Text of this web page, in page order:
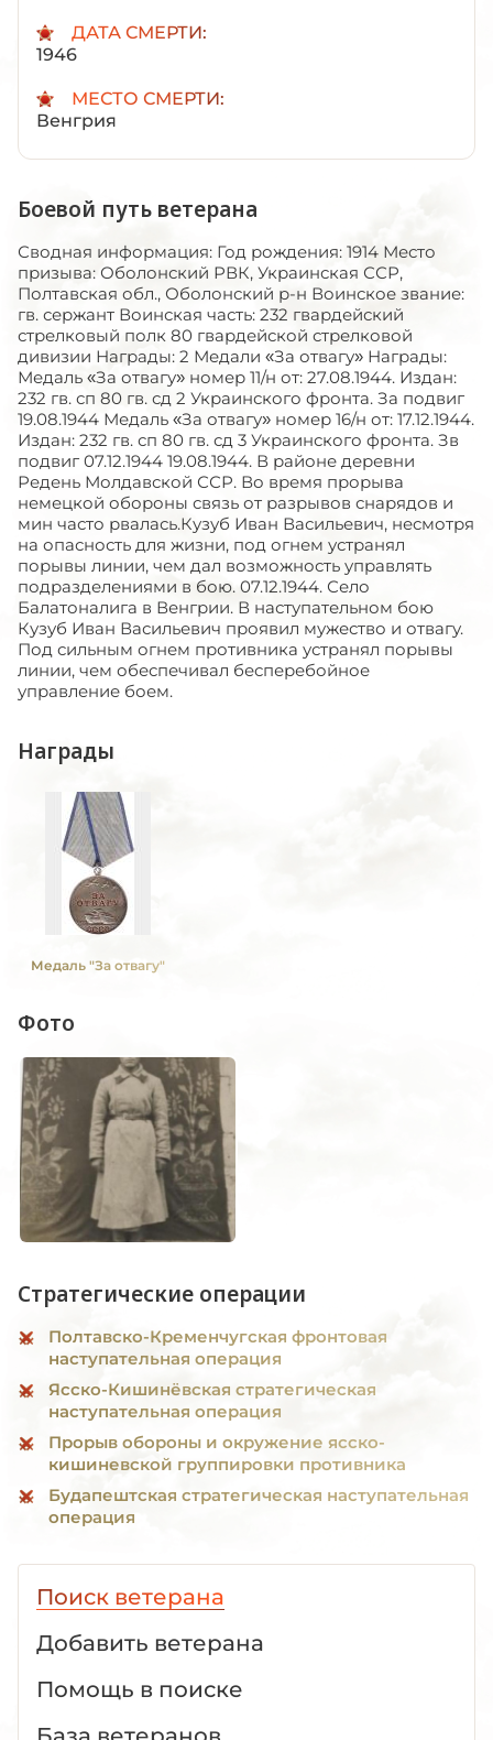
ДАТА СМЕРТИ:
1946
МЕСТО СМЕРТИ:
Венгрия
Боевой путь ветерана
Сводная информация: Год рождения: 1914 Место
призыва: Оболонский РВК, Украинская ССР,
Полтавская обл., Оболонский р-н Воинское звание:
гв. сержант Воинская часть: 232 гвардейский
стрелковый полк 80 гвардейской стрелковой
дивизии Награды: 2 Медали «За отвагу» Награды:
Медаль «За отвагу» номер 11/н от: 27.08.1944. Издан:
232 гв. сп 80 гв. сд 2 Украинского фронта. За подвиг
19.08.1944 Медаль «За отвагу» номер 16/н от: 17.12.1944.
Издан: 232 гв. сп 80 гв. сд 3 Украинского фронта. Зв
подвиг 07.12.1944 19.08.1944. В районе деревни
Редень Молдавской ССР. Во время прорыва
немецкой обороны связь от разрывов снарядов и
мин часто рвалась.Кузуб Иван Васильевич, несмотря
на опасность для жизни, под огнем устранял
порывы линии, чем дал возможность управлять
подразделениями в бою. 07.12.1944. Село
Балатоналига в Венгрии. В наступательном бою
Кузуб Иван Васильевич проявил мужество и отвагу.
Под сильным огнем противника устранял порывы
линии, чем обеспечивал бесперебойное
управление боем.
Награды
Медаль "За отвагу"
Фото
Стратегические операции
Полтавско-Кременчугская фронтовая
наступательная операция
Ясско-Кишинёвская стратегическая
наступательная операция
Прорыв обороны и окружение ясско-
кишиневской группировки противника
Будапештская стратегическая наступательная
операция
Поиск ветерана
Добавить ветерана
Помощь в поиске